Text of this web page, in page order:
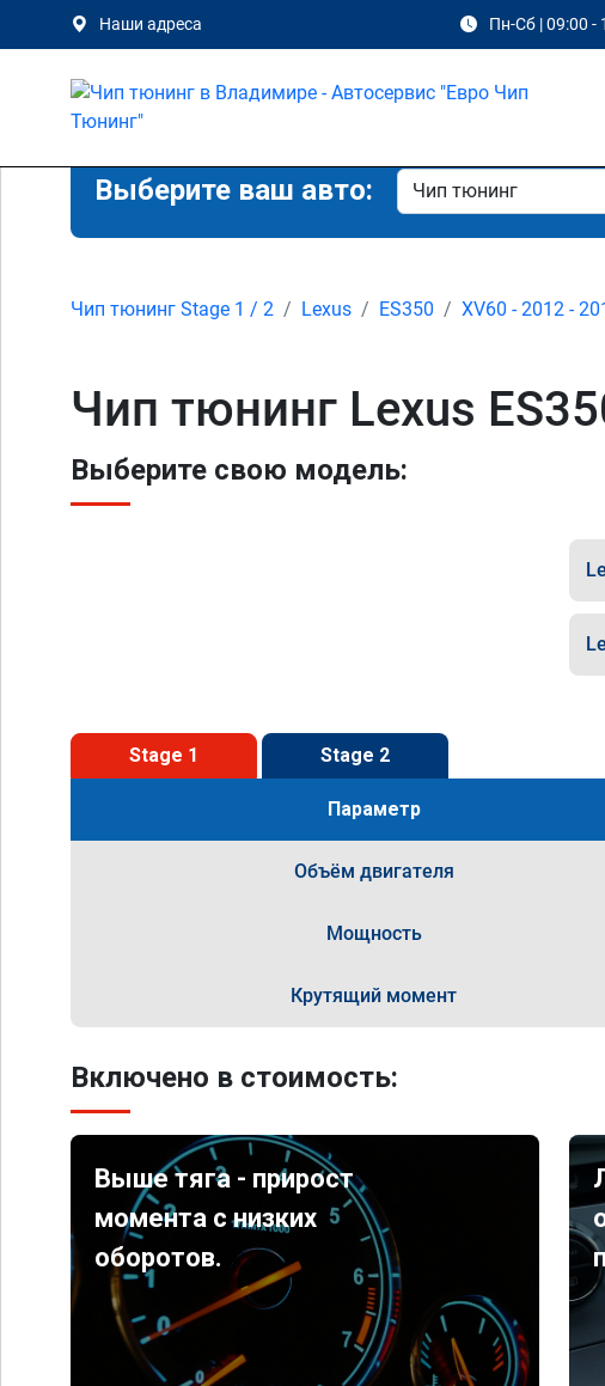
Наши адреса Пн-Сб | 09:00 -
Выберите ваш авто:
Чип тюнинг Stage 1 / 2 Lexus ES350 XV60 - 2012 -
Чип тюнинг Lexus
Выберите свою модель:
Stage 1 Stage 2
Параметр
Объём двигателя
Мощность
Крутящий момент
Включено в стоимость:
Выше тяга - прирост
момента с низких
оборотов.